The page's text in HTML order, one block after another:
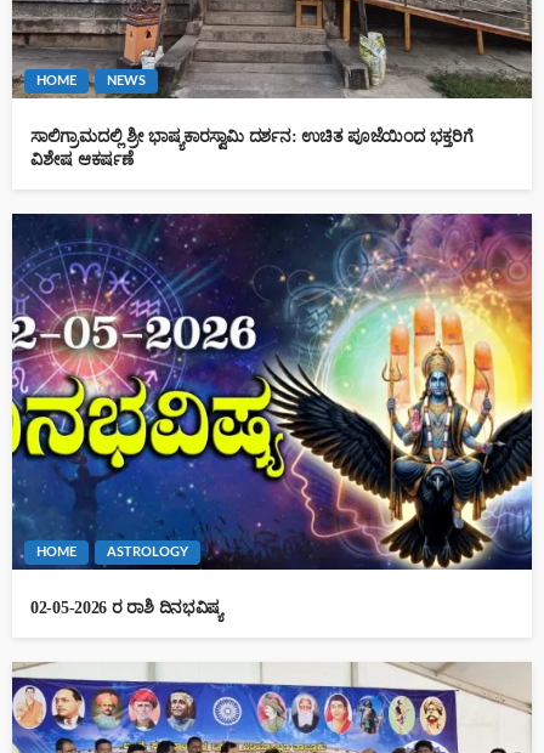
HOME NEWS
ಸಾಲಿಗ್ರಾಮದಲ್ಲಿ ಶ್ರೀ ಭಾಷ್ಯಕಾರಸ್ವಾಮಿ ದರ್ಶನ: ಉಚಿತ ಪೂಜೆಯಿಂದ ಭಕ್ತರಿಗೆ
ವಿಶೇಷ ಆಕರ್ಷಣೆ
HOME ASTROLOGY
02-05-2026 ರ ರಾಶಿ ದಿನಭವಿಷ್ಯ